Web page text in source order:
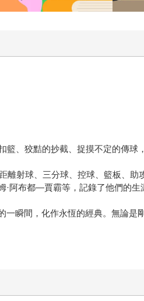
、狡黠的抄截、捉摸不定的傳
射球、三分球、控球、籃板、
·阿布都—賈霸等，記錄了他們的生
瞬間，化作永恆的經典。無論